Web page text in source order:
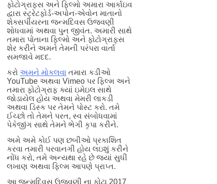
ફોટોગ્રાફ્સ અને ફિલ્મો અમારા આર્કાઇવ
દ્વારા સ્ટ્રેટફોર્ડ-અપોન-એવોન માતાનો
શેક્સપીયરના જન્મદિવસ ઉજવણી
શોધવામાં અથવા પુન જીવંત. અમારી સાથે
તમારા પોતાના ફિલ્મો અને ફોટોગ્રાફ્સ
શેર કરીને અમને તેમની પરંપરા વાર્તા
સમજાવે મદદ.
કરો અમને મોકલવા તમારા કડીઓ
YouTube અથવા Vimeo પર ફિલ્મ અને
તમારા ફોટોગ્રાફ ક્યાં ઇમેઇલ સાથે
જોડાયેલ હોય અથવા મેમરી લાકડી
અથવા ડિસ્ક પર તેમને પોસ્ટ કરો. તમે
ઈચ્છો તો તેમને પરત, સ્વ સંબોધવામાં
પેકેજીંગ સાથે તેમને ભેગી કૃપા કરીને.
અમે અમે કોઈ પણ છબીઓ પ્રકાશિત
કરવા તમારી પરવાનગી હોય લઇશું કરીને
નોંધ કરો, તમે અન્યથા રહે છે જ્યાં સુધી
લખાણ અથવા ફિલ્મ આપણે પ્રાપ્ત.
આ જન્મદિવસ ઉજવણી ના ફોટા 2017